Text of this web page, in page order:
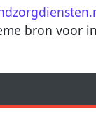
bron voor